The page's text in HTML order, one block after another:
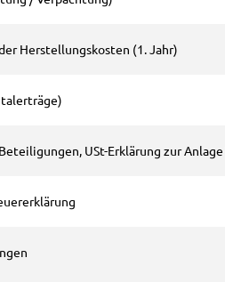
Herstellungskosten (1. Jahr)
USt-Erklärung zur